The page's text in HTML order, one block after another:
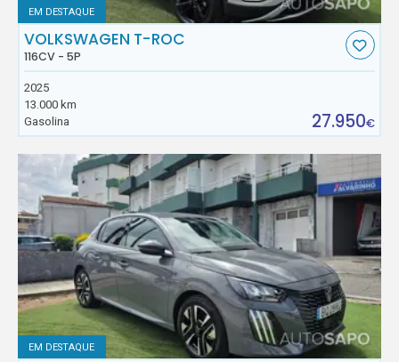
EM DESTAQUE
VOLKSWAGEN T-ROC
116CV - 5P
2025
13.000 km
Gasolina
27.950€
EM DESTAQUE